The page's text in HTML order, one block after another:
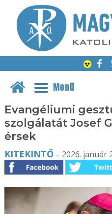
Menü
Evangéliumi
szolgálatát Josef
érsek
KITEKINTŐ– 2026. január